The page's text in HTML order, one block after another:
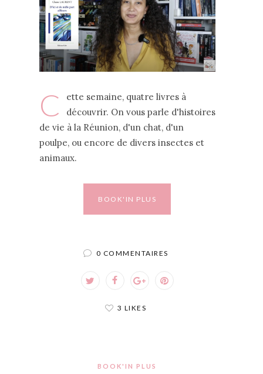
C
ette semaine, quatre livres à
découvrir. On vous parle d'histoires
de vie à la Réunion, d'un chat, d'un
poulpe, ou encore de divers insectes et
animaux.
BOOK'IN PLUS
0 COMMENTAIRES
3 LIKES
BOOK'IN PLUS